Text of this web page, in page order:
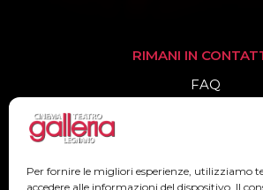
Per fornire le migliori esperienze, utilizziamo
accedere alle informazioni del dispositivo. Il
RIMANI IN
FAQ